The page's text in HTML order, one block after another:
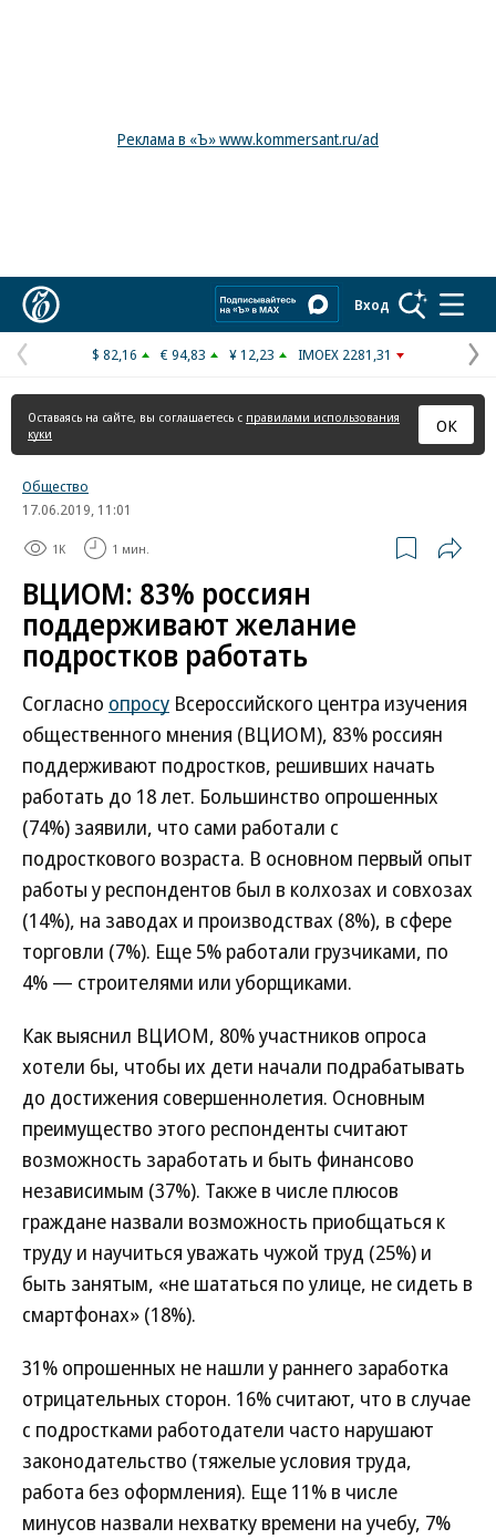
Реклама в «Ъ» www.kommersant.ru/ad
Вход
Предыдущая
страница
$ 82,16 € 94,83 ¥ 12,23 IMOEX 2281,31
Оставаясь на сайте, вы соглашаетесь с правилами использования
куки
ОК
Общество
17.06.2019, 11:01
1K 1 мин.
ВЦИОМ: 83% россиян
поддерживают желание
подростков работать
Согласно опросу Всероссийского центра изучения
общественного мнения (ВЦИОМ), 83% россиян
поддерживают подростков, решивших начать
работать до 18 лет. Большинство опрошенных
(74%) заявили, что сами работали с
подросткового возраста. В основном первый опыт
работы у респондентов был в колхозах и совхозах
(14%), на заводах и производствах (8%), в сфере
торговли (7%). Еще 5% работали грузчиками, по
4% — строителями или уборщиками.
Как выяснил ВЦИОМ, 80% участников опроса
хотели бы, чтобы их дети начали подрабатывать
до достижения совершеннолетия. Основным
преимущество этого респонденты считают
возможность заработать и быть финансово
независимым (37%). Также в числе плюсов
граждане назвали возможность приобщаться к
труду и научиться уважать чужой труд (25%) и
быть занятым, «не шататься по улице, не сидеть в
смартфонах» (18%).
31% опрошенных не нашли у раннего заработка
отрицательных сторон. 16% считают, что в случае
с подростками работодатели часто нарушают
законодательство (тяжелые условия труда,
работа без оформления). Еще 11% в числе
минусов назвали нехватку времени на учебу, 7%